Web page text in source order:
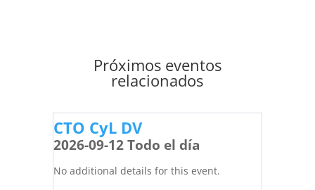
Próximos eventos
relacionados
CTO CyL DV
2026-09-12 Todo el día
No additional details for this event.